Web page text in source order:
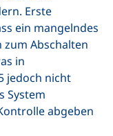
Erste
ein mangelndes
Abschalten
in
jedoch nicht
System
abgeben